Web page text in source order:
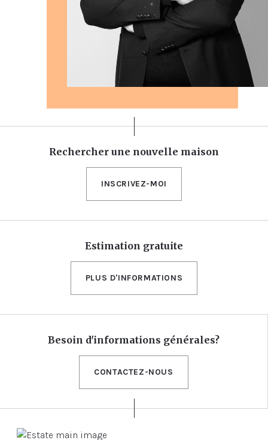
Rechercher une nouvelle maison
INSCRIVEZ-MOI
Estimation gratuite
PLUS D'INFORMATIONS
Besoin d'informations générales?
CONTACTEZ-NOUS